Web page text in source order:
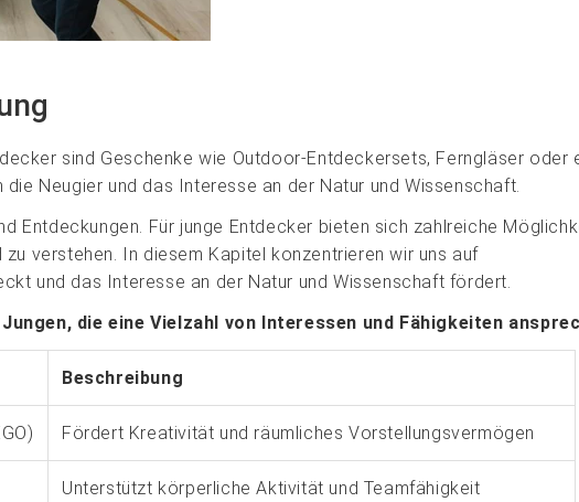
sind Geschenke wie Outdoor-Entdeckersets, Ferngläser oder
die Neugier und das Interesse an der Natur und Wissenschaft.
Entdeckungen. Für junge Entdecker bieten sich zahlreiche
zu verstehen. In diesem Kapitel konzentrieren wir uns auf
und das Interesse an der Natur und Wissenschaft fördert.
die eine Vielzahl von Interessen und Fähigkeiten
Beschreibung
Fördert Kreativität und räumliches Vorstellungsvermögen
Unterstützt körperliche Aktivität und Teamfähigkeit